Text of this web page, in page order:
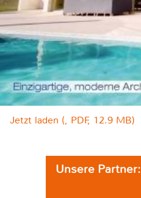
Jetzt laden (, PDF, 12.9 MB)
Unsere Partner: